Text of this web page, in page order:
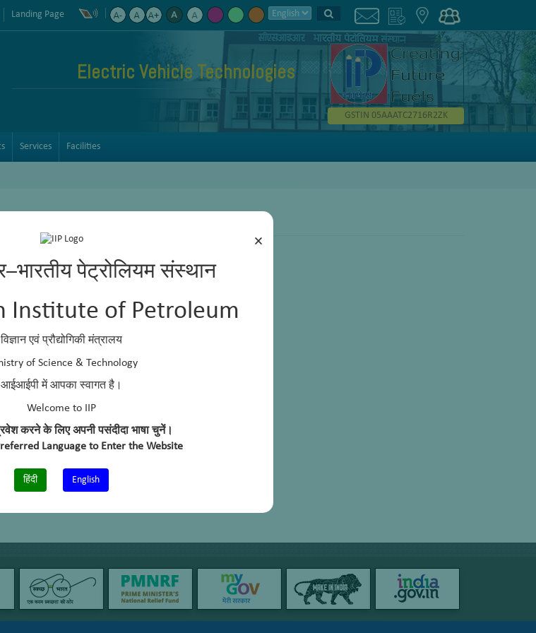
×
पेट्रोलियम संस्थान
Institute of Petroleum
विज्ञान एवं प्रौद्योगिकी मंत्रालय
of Science & Technology
आईआईपी में आपका स्वागत है।
Welcome to IIP
करने के लिए अपनी पसंदीदा भाषा चुनें।
Language to Enter the Website
हिंदी English
Landing Page
Electric Vehicle Technologies
GSTIN 05AAATC2716R2ZK
Services Facilities